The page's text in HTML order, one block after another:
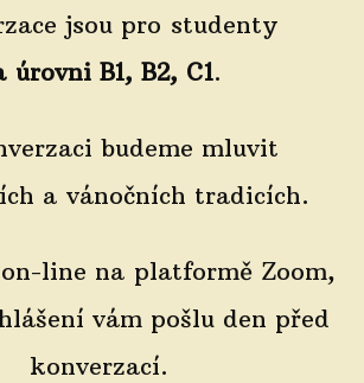
jsou pro studenty
úrovni B1, B2, C1.
budeme mluvit
a vánočních tradicích.
on-line na platformě Zoom,
vám pošlu den před
konverzací.